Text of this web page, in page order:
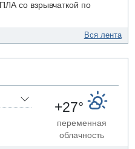
со взрывчаткой по
двое маленьких детей
в стену в
в хостеле - Гильбоа
Вся лента
+27°
переменная
облачность